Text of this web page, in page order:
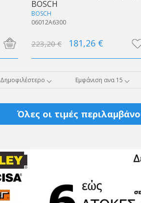
BOSCH
BOSCH
06012A6300
223,20 € 181,26 €
Δημοφιλέστερο Εμφάνιση ανα 15
Όλες οι τιμές